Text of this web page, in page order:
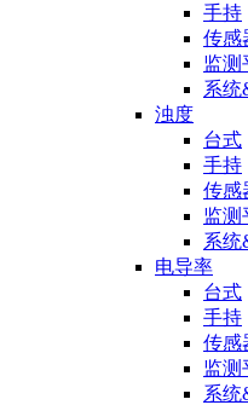
手持
传感
监测
系统
浊度
台式
手持
传感
监测
系统
电导率
台式
手持
传感
监测
系统